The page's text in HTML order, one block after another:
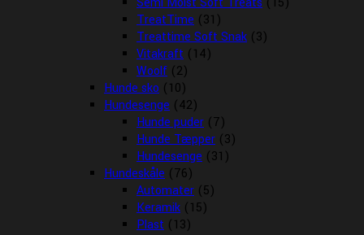
TreatTime (31)
Treattime Soft Snak (3)
Vitakraft (14)
Woolf (2)
Hunde sko (10)
Hundesenge (42)
Hunde puder (7)
Hunde Tæpper (3)
Hundesenge (31)
Hundeskåle (76)
Automater (5)
Keramik (15)
Plast (13)